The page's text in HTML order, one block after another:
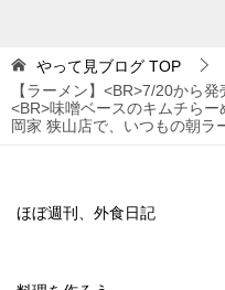
やって見ブログ TOP
【ラーメン】<BR>7/20から
<BR>味噌ベースのキムチら
岡家 狭山店で、いつもの朝ラ
ほぼ週刊、外食日記